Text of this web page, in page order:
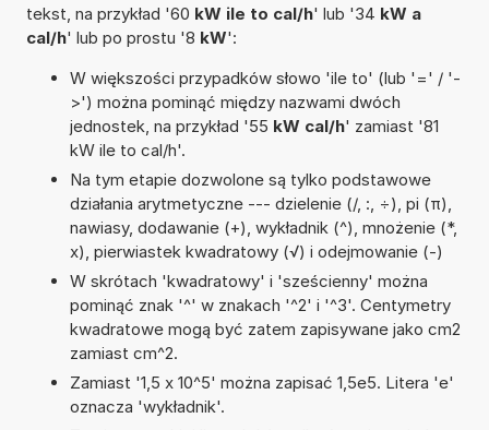
tekst, na przykład '60 kW ile to cal/h' lub '34 kW a
cal/h' lub po prostu '8 kW':
W większości przypadków słowo 'ile to' (lub '=' / '-
>') można pominąć między nazwami dwóch
jednostek, na przykład '55 kW cal/h' zamiast '81
kW ile to cal/h'.
Na tym etapie dozwolone są tylko podstawowe
działania arytmetyczne --- dzielenie (/, :, ÷), pi (π),
nawiasy, dodawanie (+), wykładnik (^), mnożenie (*,
x), pierwiastek kwadratowy (√) i odejmowanie (-)
W skrótach 'kwadratowy' i 'sześcienny' można
pominąć znak '^' w znakach '^2' i '^3'. Centymetry
kwadratowe mogą być zatem zapisywane jako cm2
zamiast cm^2.
Zamiast '1,5 x 10^5' można zapisać 1,5e5. Litera 'e'
oznacza 'wykładnik'.